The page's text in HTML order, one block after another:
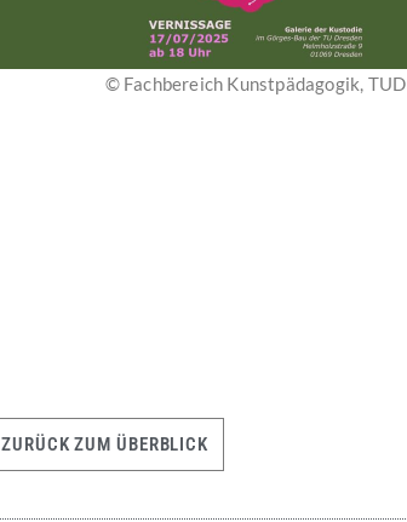
© Fachbereich Kunstpädagogik, TUD
ZURÜCK ZUM ÜBERBLICK